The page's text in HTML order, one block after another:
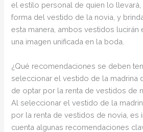
el estilo personal de quien lo
forma del vestido de la novia, y
esta manera, ambos vestidos lucirán
una imagen unificada en la boda.
¿Qué recomendaciones se deben
seleccionar el vestido de la madrina
de optar por la renta de vestidos de
Al seleccionar el vestido de la
por la renta de vestidos de novia, es
cuenta algunas recomendaciones